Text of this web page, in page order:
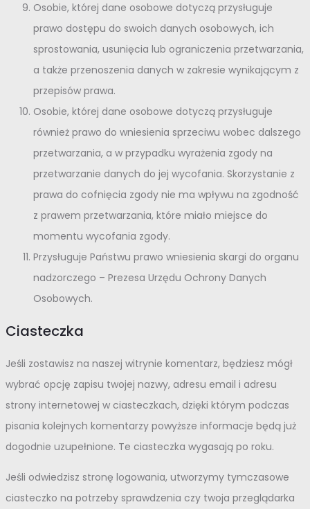
Osobie, której dane osobowe dotyczą przysługuje
prawo dostępu do swoich danych osobowych, ich
sprostowania, usunięcia lub ograniczenia przetwarzania,
a także przenoszenia danych w zakresie wynikającym z
przepisów prawa.
Osobie, której dane osobowe dotyczą przysługuje
również prawo do wniesienia sprzeciwu wobec dalszego
przetwarzania, a w przypadku wyrażenia zgody na
przetwarzanie danych do jej wycofania. Skorzystanie z
prawa do cofnięcia zgody nie ma wpływu na zgodność
z prawem przetwarzania, które miało miejsce do
momentu wycofania zgody.
Przysługuje Państwu prawo wniesienia skargi do organu
nadzorczego – Prezesa Urzędu Ochrony Danych
Osobowych.
Ciasteczka
Jeśli zostawisz na naszej witrynie komentarz, będziesz mógł
wybrać opcję zapisu twojej nazwy, adresu email i adresu
strony internetowej w ciasteczkach, dzięki którym podczas
pisania kolejnych komentarzy powyższe informacje będą już
dogodnie uzupełnione. Te ciasteczka wygasają po roku.
Jeśli odwiedzisz stronę logowania, utworzymy tymczasowe
ciasteczko na potrzeby sprawdzenia czy twoja przeglądarka